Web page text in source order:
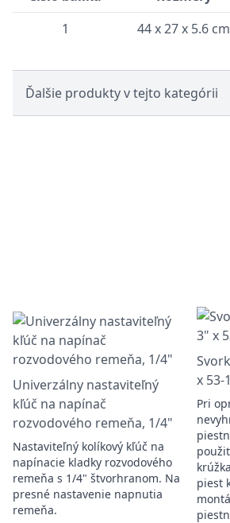
1
44 x 27 x 5.6 cm
Ďalšie produkty v tejto kategórii
Univerzálny nastaviteľný
kľúč na napínač
rozvodového remeňa, 1/4"
Nastaviteľný kolíkový kľúč na
napínacie kladky rozvodového
remeňa s 1/4" štvorhranom. Na
presné nastavenie napnutia
remeňa.
x 53-
Pri
piest